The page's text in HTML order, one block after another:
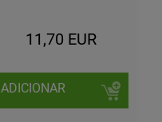
11,70 EUR
ADICIONAR